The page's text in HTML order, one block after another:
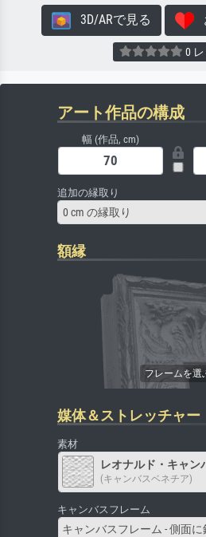
3D/ARで見る
0
アート作品の構成
幅 (作品, cm)
追加の縁取り
0 cm の縁取り
額縁
媒体＆ストレッチャー
素材
レオナルド・キャン
(キャンバスベネチア)
キャンバスフレーム
キャンバスフレーム - 側面に